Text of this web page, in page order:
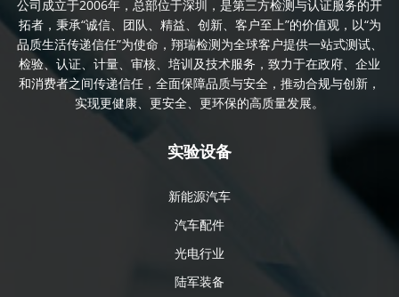
公司成立于2006年，总部位于深圳，是第三方检测与认证服务的开
拓者，秉承“诚信、团队、精益、创新、客户至上”的价值观，以“为
品质生活传递信任”为使命，翔瑞检测为全球客户提供一站式测试、
检验、认证、计量、审核、培训及技术服务，致力于在政府、企业
和消费者之间传递信任，全面保障品质与安全，推动合规与创新，
实现更健康、更安全、更环保的高质量发展。
实验设备
新能源汽车
汽车配件
光电行业
陆军装备